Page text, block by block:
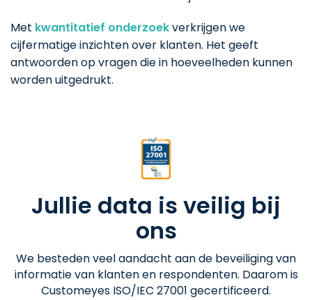
Met kwantitatief onderzoekverkrijgen we
cijfermatige inzichten over klanten. Het geeft
antwoorden op vragen die in hoeveelheden kunnen
worden uitgedrukt.
Jullie data is veilig bij
ons
We besteden veel aandacht aan de beveiliging van
informatie van klanten en respondenten. Daarom is
Customeyes ISO/IEC 27001 gecertificeerd.